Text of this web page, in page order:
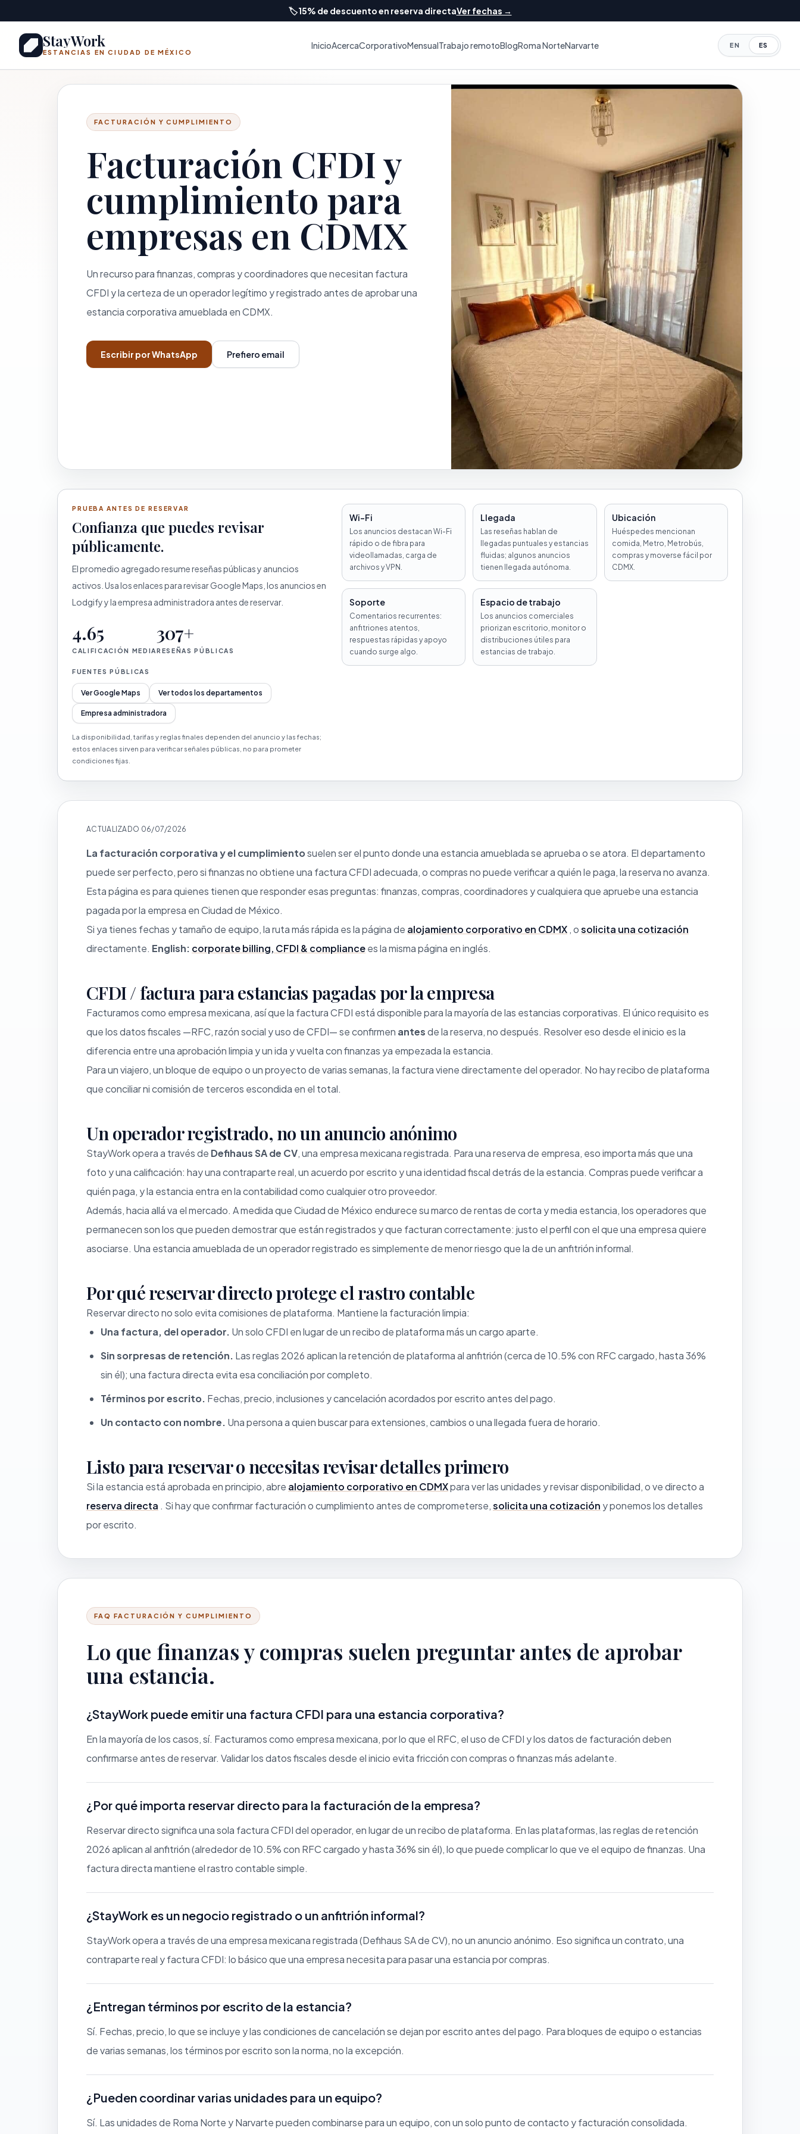
🏷️15% de descuento en reserva directaVer fechas →
StayWork
ESTANCIAS EN CIUDAD DE MÉXICO
EN ES
InicioAcercaCorporativoMensualTrabajo remotoBlogRoma NorteNarvarte
FACTURACIÓN Y CUMPLIMIENTO
Facturación CFDI y
cumplimiento para
empresas en CDMX
Un recurso para finanzas, compras y coordinadores que necesitan factura
CFDI y la certeza de un operador legítimo y registrado antes de aprobar una
estancia corporativa amueblada en CDMX.
Escribir por WhatsApp Prefiero email
PRUEBA ANTES DE RESERVAR
Confianza que puedes revisar
públicamente.
El promedio agregado resume reseñas públicas y anuncios
activos. Usa los enlaces para revisar Google Maps, los anuncios en
Lodgify y la empresa administradora antes de reservar.
4.65
CALIFICACIÓN MEDIA
307+
RESEÑAS PÚBLICAS
FUENTES PÚBLICAS
Ver Google Maps Ver todos los departamentos
Empresa administradora
La disponibilidad, tarifas y reglas finales dependen del anuncio y las fechas;
estos enlaces sirven para verificar señales públicas, no para prometer
condiciones fijas.
Wi-Fi
Los anuncios destacan Wi-Fi
rápido o de fibra para
videollamadas, carga de
archivos y VPN.
Llegada
Las reseñas hablan de
llegadas puntuales y estancias
fluidas; algunos anuncios
tienen llegada autónoma.
Ubicación
Huéspedes mencionan
comida, Metro, Metrobús,
compras y moverse fácil por
CDMX.
Soporte
Comentarios recurrentes:
anfitriones atentos,
respuestas rápidas y apoyo
cuando surge algo.
Espacio de trabajo
Los anuncios comerciales
priorizan escritorio, monitor o
distribuciones útiles para
estancias de trabajo.
ACTUALIZADO 06/07/2026
La facturación corporativa y el cumplimientosuelen ser el punto donde una estancia amueblada se aprueba o se atora. El departamento
puede ser perfecto, pero si finanzas no obtiene una factura CFDI adecuada, o compras no puede verificar a quién le paga, la reserva no avanza.
Esta página es para quienes tienen que responder esas preguntas: finanzas, compras, coordinadores y cualquiera que apruebe una estancia
pagada por la empresa en Ciudad de México.
Si ya tienes fechas y tamaño de equipo, la ruta más rápida es la página de alojamiento corporativo en CDMX, osolicita una cotización
directamente. English: corporate billing, CFDI & compliancees la misma página en inglés.
CFDI / factura para estancias pagadas por la empresa
Facturamos como empresa mexicana, así que la factura CFDI está disponible para la mayoría de las estancias corporativas. El único requisito es
que los datos fiscales —RFC, razón social y uso de CFDI— se confirmen antesde la reserva, no después. Resolver eso desde el inicio es la
diferencia entre una aprobación limpia y un ida y vuelta con finanzas ya empezada la estancia.
Para un viajero, un bloque de equipo o un proyecto de varias semanas, la factura viene directamente del operador. No hay recibo de plataforma
que conciliar ni comisión de terceros escondida en el total.
Un operador registrado, no un anuncio anónimo
StayWork opera a través de Defihaus SA de CV, una empresa mexicana registrada. Para una reserva de empresa, eso importa más que una
foto y una calificación: hay una contraparte real, un acuerdo por escrito y una identidad fiscal detrás de la estancia. Compras puede verificar a
quién paga, y la estancia entra en la contabilidad como cualquier otro proveedor.
Además, hacia allá va el mercado. A medida que Ciudad de México endurece su marco de rentas de corta y media estancia, los operadores que
permanecen son los que pueden demostrar que están registrados y que facturan correctamente: justo el perfil con el que una empresa quiere
asociarse. Una estancia amueblada de un operador registrado es simplemente de menor riesgo que la de un anfitrión informal.
Por qué reservar directo protege el rastro contable
Reservar directo no solo evita comisiones de plataforma. Mantiene la facturación limpia:
Una factura, del operador. Un solo CFDI en lugar de un recibo de plataforma más un cargo aparte.
Sin sorpresas de retención. Las reglas 2026 aplican la retención de plataforma al anfitrión (cerca de 10.5% con RFC cargado, hasta 36%
sin él); una factura directa evita esa conciliación por completo.
Términos por escrito. Fechas, precio, inclusiones y cancelación acordados por escrito antes del pago.
Un contacto con nombre. Una persona a quien buscar para extensiones, cambios o una llegada fuera de horario.
Listo para reservar o necesitas revisar detalles primero
Si la estancia está aprobada en principio, abre alojamiento corporativo en CDMXpara ver las unidades y revisar disponibilidad, o ve directo a
reserva directa . Si hay que confirmar facturación o cumplimiento antes de comprometerse,solicita una cotización y ponemos los detalles
por escrito.
FAQ FACTURACIÓN Y CUMPLIMIENTO
Lo que finanzas y compras suelen preguntar antes de aprobar
una estancia.
¿StayWork puede emitir una factura CFDI para una estancia corporativa?
En la mayoría de los casos, sí. Facturamos como empresa mexicana, por lo que el RFC, el uso de CFDI y los datos de facturación deben
confirmarse antes de reservar. Validar los datos fiscales desde el inicio evita fricción con compras o finanzas más adelante.
¿Por qué importa reservar directo para la facturación de la empresa?
Reservar directo significa una sola factura CFDI del operador, en lugar de un recibo de plataforma. En las plataformas, las reglas de retención
2026 aplican al anfitrión (alrededor de 10.5% con RFC cargado y hasta 36% sin él), lo que puede complicar lo que ve el equipo de finanzas. Una
factura directa mantiene el rastro contable simple.
¿StayWork es un negocio registrado o un anfitrión informal?
StayWork opera a través de una empresa mexicana registrada (Defihaus SA de CV), no un anuncio anónimo. Eso significa un contrato, una
contraparte real y factura CFDI: lo básico que una empresa necesita para pasar una estancia por compras.
¿Entregan términos por escrito de la estancia?
Sí. Fechas, precio, lo que se incluye y las condiciones de cancelación se dejan por escrito antes del pago. Para bloques de equipo o estancias
de varias semanas, los términos por escrito son la norma, no la excepción.
¿Pueden coordinar varias unidades para un equipo?
Sí. Las unidades de Roma Norte y Narvarte pueden combinarse para un equipo, con un solo punto de contacto y facturación consolidada.